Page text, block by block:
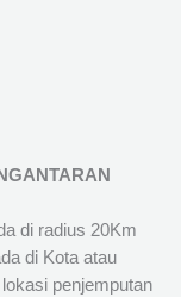
di radius 20Km
di Kota atau
penjemputan